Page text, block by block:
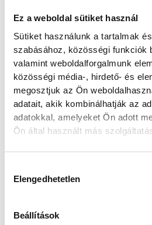
Ez a weboldal sütiket használ
Sütiket használunk a tartalmak
szabásához, közösségi funkciók
valamint weboldalforgalmunk
közösségi média-, hirdető- és
megosztjuk az Ön
adatait, akik kombinálhatják az
adatokkal, amelyeket Ön adott
Ön által használt más
Elengedhetetlen
Beállítások
étellel indult. Egy
Meglepték az
a júliusi
Hatalmas
az elemzők a júliusi,
inflációs adatot.
Sorra kerülnek
alacsony